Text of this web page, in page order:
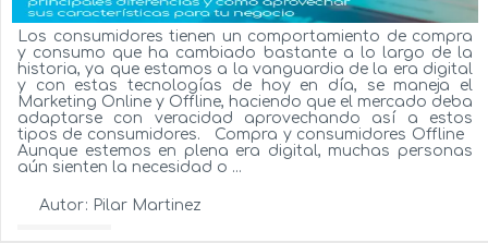
Los consumidores tienen un comportamiento de compra
y consumo que ha cambiado bastante a lo largo de la
historia, ya que estamos a la vanguardia de la era digital
y con estas tecnologías de hoy en día, se maneja el
Marketing Online y Offline, haciendo que el mercado deba
adaptarse con veracidad aprovechando así a estos
tipos de consumidores. Compra y consumidores Offline
Aunque estemos en plena era digital, muchas personas
aún sienten la necesidad o ...
Autor: Pilar Martinez